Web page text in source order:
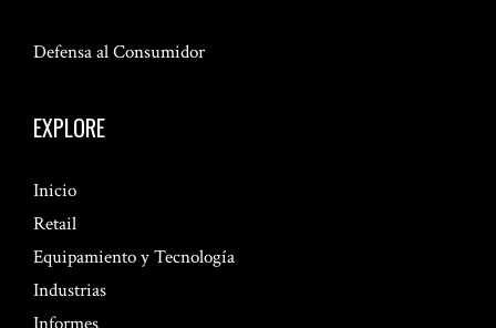
Defensa al Consumidor
EXPLORE
Inicio
Retail
Equipamiento y Tecnología
Industrias